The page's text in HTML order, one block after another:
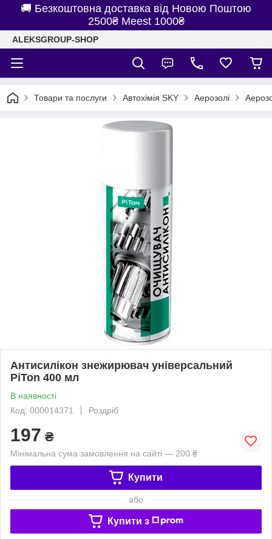
🚚 Безкоштовна доставка від Новою Поштою
2500₴ Meest 1000₴
ALEKSGROUP-SHOP
Товари та послуги Автохімія SKY Аерозолі
Антисилікон знежирювач універсальний
PiTon 400 мл
В наявності
Код: 000014371
Роздріб
197 ₴
Мінімальна сума замовлення на сайті — 200 ₴
Купити
або
Купити з